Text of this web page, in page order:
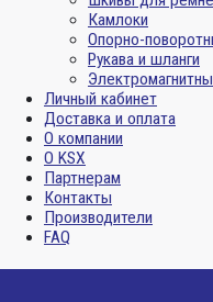
Камлоки
Опорно-
Рукава и шланги
Личный кабинет
Доставка и оплата
О компании
О KSX
Партнерам
Контакты
Производители
FAQ